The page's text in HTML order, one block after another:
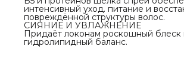
интенсивный уход. питание и
повреждённой структуры волос.
СИЯНИЕ И УВЛАЖНЕНИЕ
Придаёт локонам роскошный
гидролипидный баланс.